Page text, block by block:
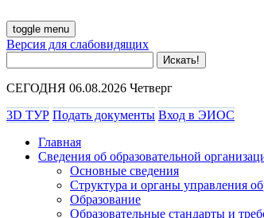
toggle menu
Версия для слабовидящих
СЕГОДНЯ 06.08.2026 Четверг
3D ТУР Подать документы Вход в ЭИОС
Главная
Сведения об образовательной
Основные сведения
Структура и органы управления
Образование
Образовательные стандарты и